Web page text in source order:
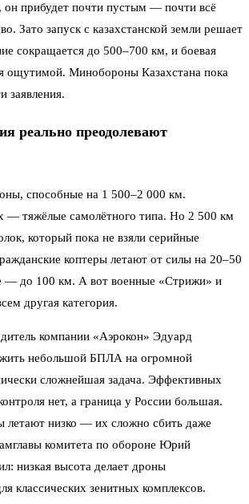
он прибудет почти пустым — почти всё
Зато запуск с казахстанской земли решает
сокращается до 500–700 км, и боевая
ощутимой. Минобороны Казахстана пока
заявления.
реально преодолевают
способные на 1 500–2 000 км.
— тяжёлые самолётного типа. Но 2 500 км
который пока не взяли серийные
коптеры летают от силы на 20–50
до 100 км. А вот военные «Стрижи» и
другая категория.
компании «Аэрокон» Эдуард
небольшой БПЛА на огромной
сложнейшая задача. Эффективных
нет, а граница у России большая.
летают низко — их сложно сбить даже
комитета по обороне Юрий
низкая высота делает дроны
классических зенитных комплексов.